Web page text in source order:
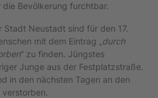
Bevölkerung furchtbar.
Neustadt sind für den 17.
mit dem Eintrag „ durch
“ zu finden. Jüngstes
Junge aus der Festplatzstraße.
in den nächsten Tagen an den
verstorben.